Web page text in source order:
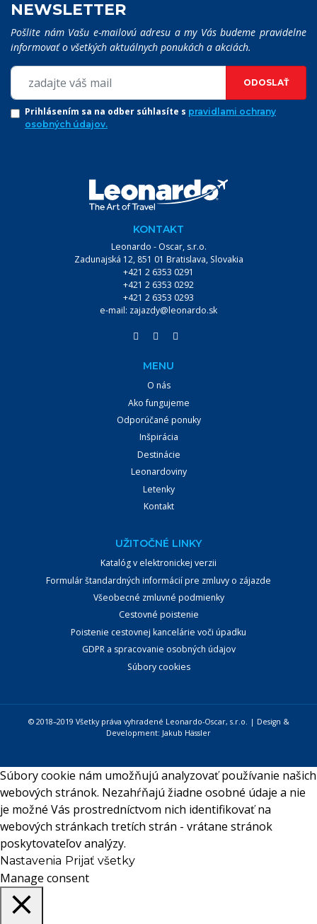
VYHĽADÁVANIE:
NEWSLETTER
Pošlite nám Vašu e-mailovú adresu a my Vás budeme pravidelne
informovať o všetkých aktuálnych ponukách a akciách.
ODOSLAŤ
Prihlásením sa na odber súhlasíte s pravidlami ochrany
osobných údajov.
KONTAKT
Leonardo - Oscar, s.r.o.
Zadunajská 12, 851 01 Bratislava, Slovakia
+421 2 6353 0291
+421 2 6353 0292
+421 2 6353 0293
e-mail: zajazdy@leonardo.sk
MENU
O nás
Ako fungujeme
Odporúčané ponuky
Inšpirácia
Destinácie
Leonardoviny
Letenky
Kontakt
UŽITOČNÉ LINKY
Katalóg v elektronickej verzii
Formulár štandardných informácií pre zmluvy o zájazde
Všeobecné zmluvné podmienky
Cestovné poistenie
Poistenie cestovnej kancelárie voči úpadku
GDPR a spracovanie osobných údajov
Súbory cookies
© 2018–2019 Všetky práva vyhradené Leonardo-Oscar, s.r.o. | Design &
Development: Jakub Hässler
Súbory cookie nám umožňujú analyzovať používanie našich
webových stránok. Nezahŕňajú žiadne osobné údaje a nie
je možné Vás prostredníctvom nich identifikovať na
webových stránkach tretích strán - vrátane stránok
poskytovateľov analýzy.
Nastavenia Prijať všetky
Manage consent